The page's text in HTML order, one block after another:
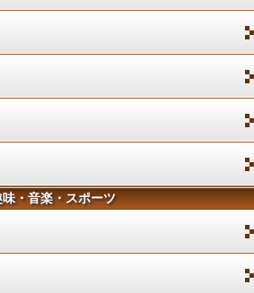
味・音楽・スポーツ